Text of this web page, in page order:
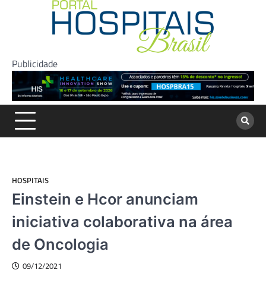
Publicidade
HOSPITAIS
Einstein e Hcor anunciam
iniciativa colaborativa na área
de Oncologia
09/12/2021